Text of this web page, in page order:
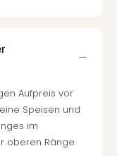
Aufpreis vor
Speisen und
im
oberen Ränge.